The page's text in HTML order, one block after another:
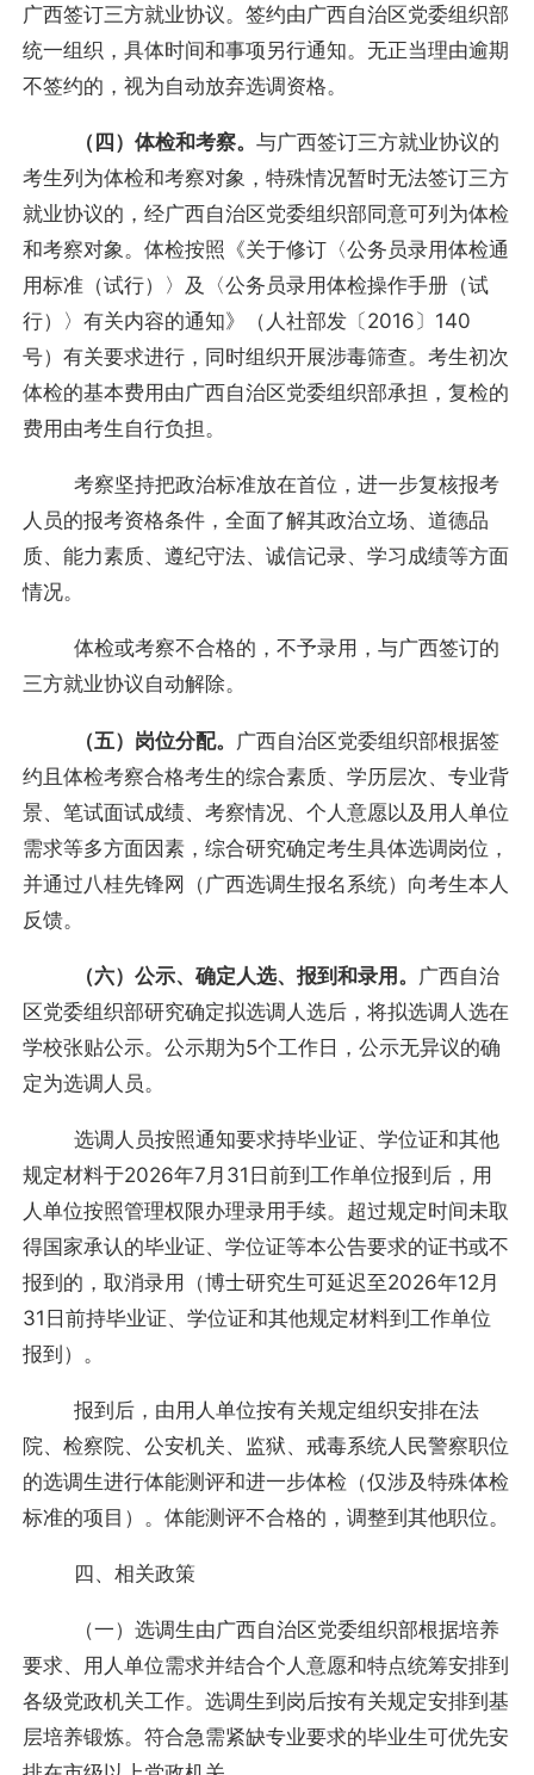
广西签订三方就业协议。签约由广西自治区党委组织部
统一组织，具体时间和事项另行通知。无正当理由逾期
不签约的，视为自动放弃选调资格。
（四）体检和考察。与广西签订三方就业协议的
考生列为体检和考察对象，特殊情况暂时无法签订三方
就业协议的，经广西自治区党委组织部同意可列为体检
和考察对象。体检按照《关于修订〈公务员录用体检通
用标准（试行）〉及〈公务员录用体检操作手册（试
行）〉有关内容的通知》（人社部发〔2016〕140
号）有关要求进行，同时组织开展涉毒筛查。考生初次
体检的基本费用由广西自治区党委组织部承担，复检的
费用由考生自行负担。
考察坚持把政治标准放在首位，进一步复核报考
人员的报考资格条件，全面了解其政治立场、道德品
质、能力素质、遵纪守法、诚信记录、学习成绩等方面
情况。
体检或考察不合格的，不予录用，与广西签订的
三方就业协议自动解除。
（五）岗位分配。 广西自治区党委组织部根据签
约且体检考察合格考生的综合素质、学历层次、专业背
景、笔试面试成绩、考察情况、个人意愿以及用人单位
需求等多方面因素，综合研究确定考生具体选调岗位，
并通过八桂先锋网（广西选调生报名系统）向考生本人
反馈。
（六）公示、确定人选、报到和录用。 广西自治
区党委组织部研究确定拟选调人选后，将拟选调人选在
学校张贴公示。公示期为5个工作日，公示无异议的确
定为选调人员。
选调人员按照通知要求持毕业证、学位证和其他
规定材料于2026年7月31日前到工作单位报到后，用
人单位按照管理权限办理录用手续。超过规定时间未取
得国家承认的毕业证、学位证等本公告要求的证书或不
报到的，取消录用（博士研究生可延迟至2026年12月
31日前持毕业证、学位证和其他规定材料到工作单位
报到）。
报到后，由用人单位按有关规定组织安排在法
院、检察院、公安机关、监狱、戒毒系统人民警察职位
的选调生进行体能测评和进一步体检（仅涉及特殊体检
标准的项目）。体能测评不合格的，调整到其他职位。
四、相关政策
（一）选调生由广西自治区党委组织部根据培养
要求、用人单位需求并结合个人意愿和特点统筹安排到
各级党政机关工作。选调生到岗后按有关规定安排到基
层培养锻炼。符合急需紧缺专业要求的毕业生可优先安